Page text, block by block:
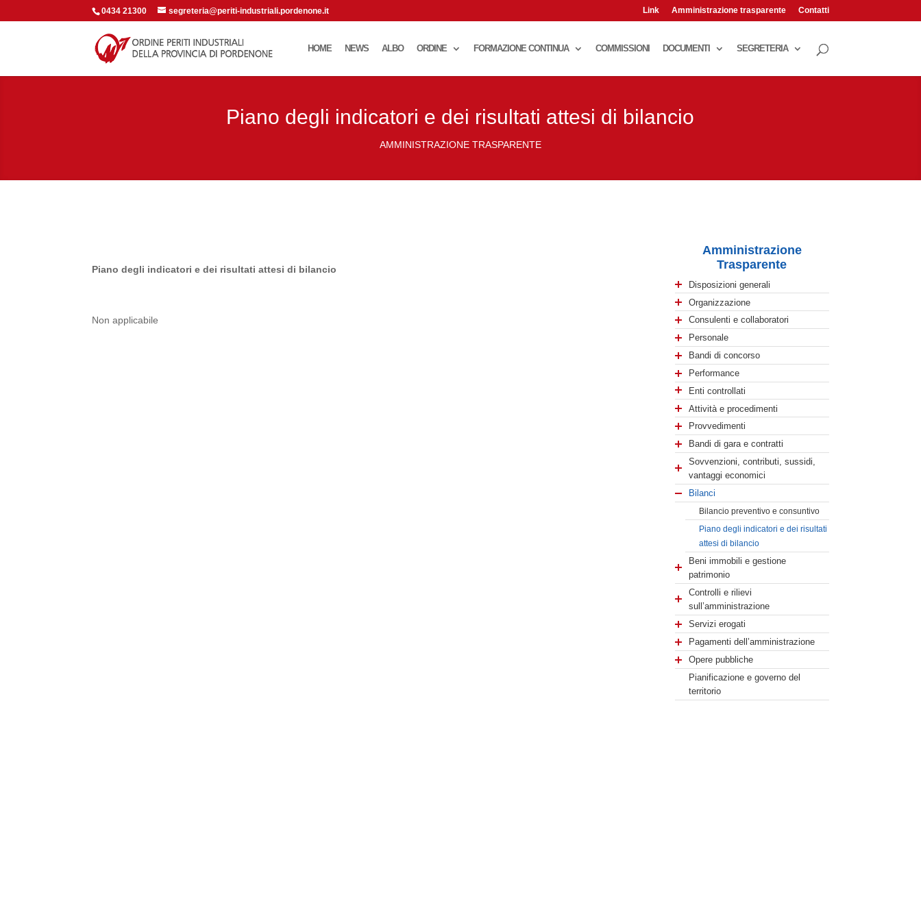
0434 21300 segreteria@periti-industriali.pordenone.it Link Amministrazione trasparente Contatti
HOME NEWS ALBO ORDINE FORMAZIONE CONTINUA COMMISSIONI DOCUMENTI SEGRETERIA
Piano degli indicatori e dei risultati attesi di bilancio
AMMINISTRAZIONE TRASPARENTE
Piano degli indicatori e dei risultati attesi di bilancio
Non applicabile
Amministrazione
Trasparente
Disposizioni generali
Organizzazione
Consulenti e collaboratori
Personale
Bandi di concorso
Performance
Enti controllati
Attività e procedimenti
Provvedimenti
Bandi di gara e contratti
Sovvenzioni, contributi, sussidi,
vantaggi economici
Bilanci
Bilancio preventivo e consuntivo
Piano degli indicatori e dei risultati
attesi di bilancio
Beni immobili e gestione
patrimonio
Controlli e rilievi
sull’amministrazione
Servizi erogati
Pagamenti dell’amministrazione
Opere pubbliche
Pianificazione e governo del
territorio